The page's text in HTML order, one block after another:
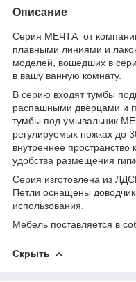
Описание
Серия МЕЧТА от
плавными линиями и
моделей, вошедших в
в вашу ванную комнату.
В серию входят тумбы
распашными дверцами и
тумбы под умывальник
регулируемых ножках
внутреннее
удобства размещения
Серия изготовлена из
Петли оснащены
использования.
Мебель поставляется в
Скрыть